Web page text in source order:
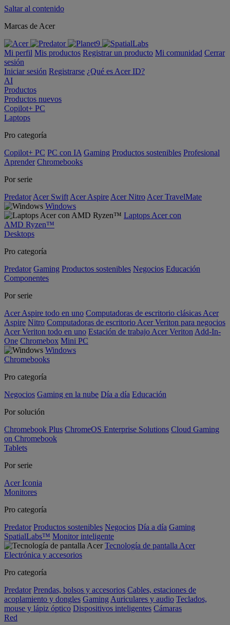
Saltar al contenido
Marcas de Acer
Mi perfil Mis productos Registrar un producto Mi comunidad Cerrar
sesión
Iniciar sesión Registrarse ¿Qué es Acer ID?
AI
Productos
Productos nuevos
Copilot+ PC
Laptops
Pro categoría
Copilot+ PC PC con IA Gaming Productos sostenibles Profesional
Aprender Chromebooks
Por serie
Predator Acer Swift Acer Aspire Acer Nitro Acer TravelMate
Windows
Laptops Acer con
AMD Ryzen™
Desktops
Pro categoría
Predator Gaming Productos sostenibles Negocios Educación
Componentes
Por serie
Acer Aspire todo en uno Computadoras de escritorio clásicas Acer
Aspire Nitro Computadoras de escritorio Acer Veriton para negocios
Acer Veriton todo en uno Estación de trabajo Acer Veriton Add-In-
One Chromebox Mini PC
Windows
Chromebooks
Pro categoría
Negocios Gaming en la nube Día a día Educación
Por solución
Chromebook Plus ChromeOS Enterprise Solutions Cloud Gaming
on Chromebook
Tablets
Por serie
Acer Iconia
Monitores
Pro categoría
Predator Productos sostenibles Negocios Día a día Gaming
SpatialLabs™ Monitor inteligente
Tecnología de pantalla Acer
Electrónica y accesorios
Pro categoría
Predator Prendas, bolsos y accesorios Cables, estaciones de
acoplamiento y dongles Gaming Auriculares y audio Teclados,
mouse y lápiz óptico Dispositivos inteligentes Cámaras
Red